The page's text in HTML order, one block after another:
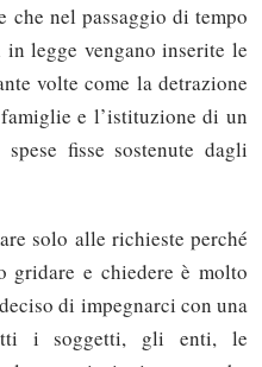
che nel passaggio di tempo
legge vengano inserite le
volte come la detrazione
e l’istituzione di un
fisse sostenute dagli
solo alle richieste perché
gridare e chiedere è molto
di impegnarci con una
i soggetti, gli enti, le